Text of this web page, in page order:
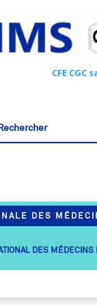
CFE CGC
DES
DES MÉDECINS